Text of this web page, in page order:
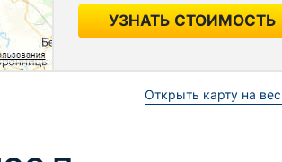
Открыть карту на
УЗНАТЬ СТОИМОСТЬ